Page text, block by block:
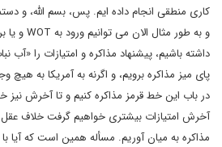
کاری منطقی انجام داده ایم. پس، بسم الله، و
و به طور مثال الان می توانیم ورود به WOTو یا
داشته باشیم، پیشنهاد مذاکره و امتیازات را «آب
پای میز مذاکره برویم، و اگرنه به آمریکا به
در باب این خط قرمز مذاکره کنیم و تا آخرش نیز
آخرش امتیازات بیشتری خواهیم گرفت خلاف
مذاکره به میان آوریم. مسأله همین است که آیا